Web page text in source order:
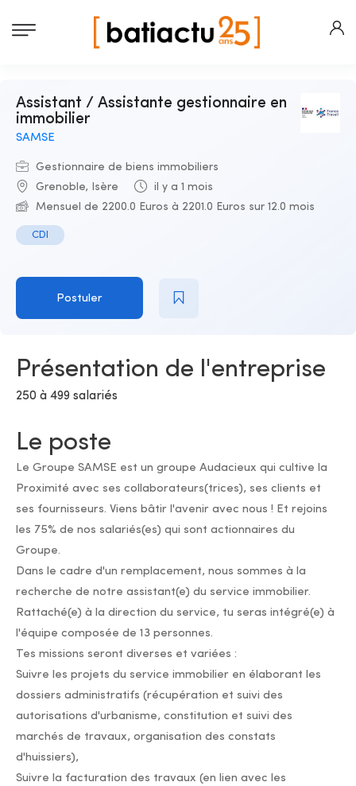
Assistant / Assistante gestionnaire en
immobilier
SAMSE
Gestionnaire de biens immobiliers
Grenoble, Isère
il y a 1 mois
Mensuel de 2200.0 Euros à 2201.0 Euros sur 12.0 mois
CDI
Postuler
Présentation de l'entreprise
250 à 499 salariés
Le poste
Le Groupe SAMSE est un groupe Audacieux qui cultive la
Proximité avec ses collaborateurs(trices), ses clients et
ses fournisseurs. Viens bâtir l'avenir avec nous ! Et rejoins
les 75% de nos salariés(es) qui sont actionnaires du
Groupe.
Dans le cadre d'un remplacement, nous sommes à la
recherche de notre assistant(e) du service immobilier.
Rattaché(e) à la direction du service, tu seras intégré(e) à
l'équipe composée de 13 personnes.
Tes missions seront diverses et variées :
Suivre les projets du service immobilier en élaborant les
dossiers administratifs (récupération et suivi des
autorisations d'urbanisme, constitution et suivi des
marchés de travaux, organisation des constats
d'huissiers),
Suivre la facturation des travaux (en lien avec les